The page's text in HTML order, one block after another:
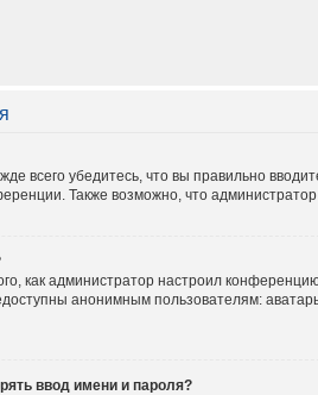
всего убедитесь, что вы правильно
Также возможно, что
как администратор настроил
анонимным пользователям:
ввод имени и пароля?